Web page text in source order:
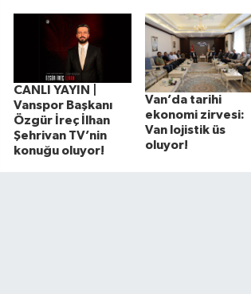
CANLI YAYIN |
Vanspor Başkanı
Özgür İreç İlhan
Şehrivan TV’nin
konuğu oluyor!
Van’da tarihi
ekonomi zirvesi:
Van lojistik üs
oluyor!